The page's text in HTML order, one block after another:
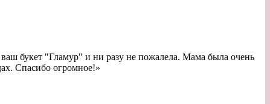
букет "Гламур" и ни разу не пожалела. Мама была очень
Спасибо огромное!»